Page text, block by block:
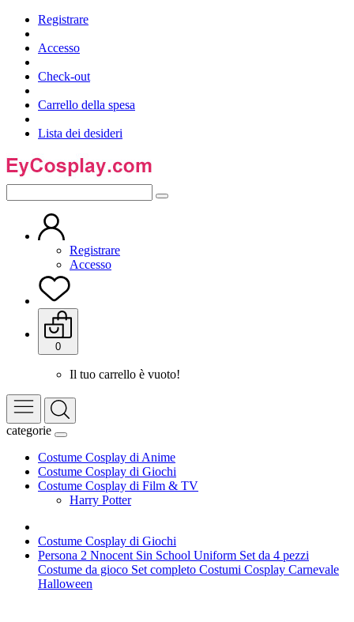
Registrare
Accesso
Check-out
Carrello della spesa
Lista dei desideri
Registrare
Accesso
0
Il tuo carrello è vuoto!
categorie
Costume Cosplay di Anime
Costume Cosplay di Giochi
Costume Cosplay di Film & TV
Harry Potter
Costume Cosplay di Giochi
Persona 2 Nnocent Sin School Uniform Set da 4 pezzi
Costume da gioco Set completo Costumi Cosplay Carnevale
Halloween